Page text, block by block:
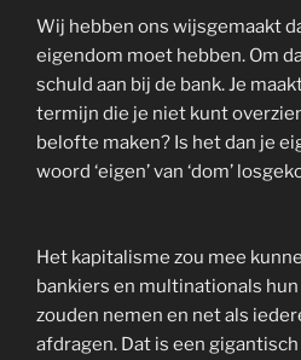
Wij hebben ons wijsgemaakt
eigendom moet hebben. Om
schuld aan bij de bank. Je
termijn die je niet kunt
belofte maken? Is het dan je
woord ‘eigen’ van ‘dom’
Het kapitalisme zou mee
bankiers en multinationals
zouden nemen en net als
afdragen. Dat is een